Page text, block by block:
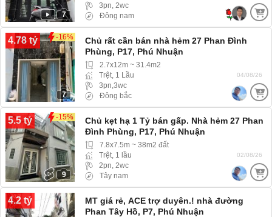
7
3pn, 2wc
Đông nam
4.78 tỷ -16%
7
Chủ rất cần bán nhà hẻm 27 Phan Đình
Phùng, P17, Phú Nhuận
2.7x12m ~ 31.4m2
Trệt, 1 Lầu
3pn,3wc
Đông bắc
04/08/26
5.5 tỷ -15%
9
Chủ kẹt hạ 1 Tỷ bán gấp. Nhà hẻm 27 Phan
Đình Phùng, P17, Phú Nhuận
7.8x7.5m ~ 38m2 đất
Trệt, 1 lầu
2pn, 2wc
Tây nam
02/08/26
4.2 tỷ
MT giá rẻ, ACE trợ duyên.! nhà đường
Phan Tây Hồ, P7, Phú Nhuận